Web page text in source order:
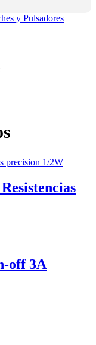
y Pulsadores
off 3A